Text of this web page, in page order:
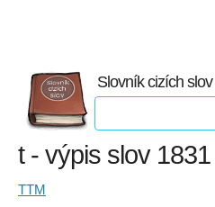
Slovník cizích
t - výpis slov
TTM